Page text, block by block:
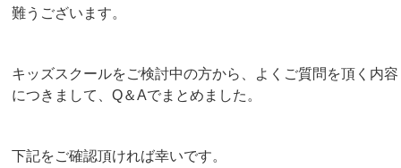
難うございます。
キッズスクールをご検討中の方から、よくご質問を頂く内容
につきまして、Q＆Aでまとめました。
下記をご確認頂ければ幸いです。